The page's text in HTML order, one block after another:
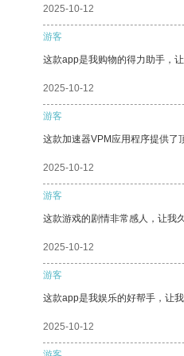
2025-10-12
游客
这款app是我购物的得力助手，
2025-10-12
游客
这款加速器VPM应用程序提供了
2025-10-12
游客
这款游戏的剧情非常感人，让我
2025-10-12
游客
这款app是我娱乐的好帮手，让
2025-10-12